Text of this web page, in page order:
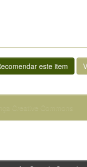
este item
Creative Commons